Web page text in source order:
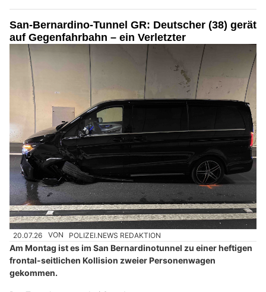
San-Bernardino-Tunnel GR: Deutscher (38) gerät
auf Gegenfahrbahn – ein Verletzter
20.07.26 VON POLIZEI.NEWS REDAKTION
Am Montag ist es im San Bernardinotunnel zu einer heftigen
frontal-seitlichen Kollision zweier Personenwagen
gekommen.